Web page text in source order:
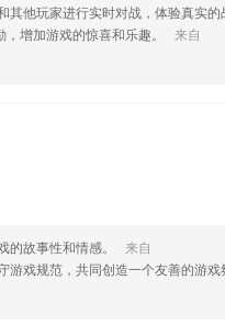
其他玩家进行实时对战，体验真实的
增加游戏的惊喜和乐趣。
来自
的故事性和情感。
来自
游戏规范，共同创造一个友善的游戏